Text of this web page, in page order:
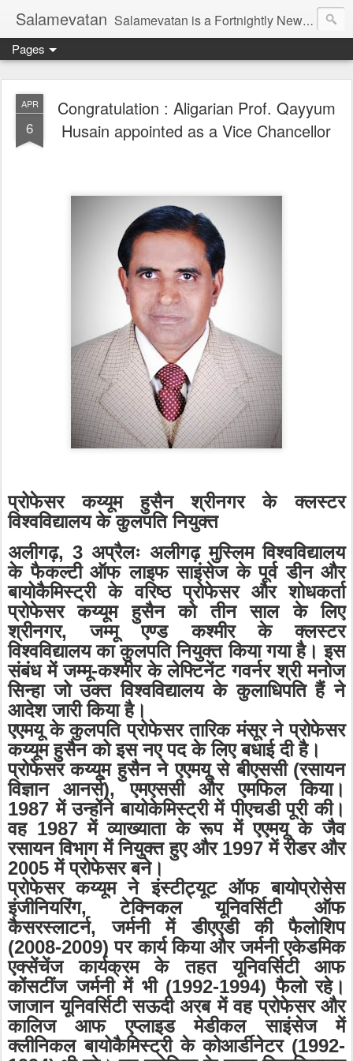
Salamevatan Salamevatan is a Fortnightly Newspaper published from Aligarh, India. Established on 15th August, 2003, the Newspaper aims to provide quality News, Views, Articles, Essays, interviews and many other things which are beneficial to the Common people of India, making them aware and helping them in performing their day to day activities more efficiently and effectively.
Pages
APR
6
Congratulation : Aligarian Prof. Qayyum
Husain appointed as a Vice Chancellor
प्रोफेसर कय्यूम हुसैन श्रीनगर के क्लस्टर
विश्वविद्यालय के कुलपति नियुक्त
अलीगढ़, 3अप्रैलः अलीगढ़ मुस्लिम विश्वविद्यालय
के फैकल्टी ऑफ लाइफ साइंसेज के पूर्व डीन और
बायोकैमिस्ट्री के वरिष्ठ प्रोफेसर और शोधकर्ता
प्रोफेसर कय्यूम हुसैन को तीन साल के लिए
श्रीनगर,जम्मू एण्ड कश्मीर के क्लस्टर
विश्वविद्यालय का कुलपति नियुक्त किया गया है। इस
संबंध में जम्मू-कश्मीर के लेफ्टिनेंट गवर्नर श्री मनोज
सिन्हा जो उक्त विश्वविद्यालय के कुलाधिपति हैं ने
आदेश जारी किया है।
एएमयू के कुलपति प्रोफेसर तारिक मंसूर ने प्रोफेसर
कय्यूम हुसैन को इस नए पद के लिए बधाई दी है।
प्रोफेसर कय्यूम हुसैन ने एएमयू से बीएससी (रसायन
विज्ञान आनर्स),एमएससी और एमफिल किया।
1987में उन्होंने बायोकेमिस्ट्री में पीएचडी पूरी की।
वह 1987में व्याख्याता के रूप में एएमयू के जैव
रसायन विभाग में नियुक्त हुए और 1997में रीडर और
2005में प्रोफेसर बने।
प्रोफेसर कय्यूम ने इंस्टीट्यूट ऑफ बायोप्रोसेस
इंजीनियरिंग,टेक्निकल यूनिवर्सिटी ऑफ
कैसरस्लाटर्न,जर्मनी में डीएएडी की फैलोशिप
(2008-2009)पर कार्य किया और जर्मनी एकेडमिक
एक्सेंचेंज कार्यक्रम के तहत यूनिवर्सिटी आफ
कोंसटींज जर्मनी में भी (1992-1994)फैलो रहे।
जाजान यूनिवर्सिटी सऊदी अरब में वह प्रोफेसर और
कालिज आफ एप्लाइड मेडीकल साइंसेज में
क्लीनिकल बायोकैमिस्ट्री के कोआर्डीनेटर (1992-